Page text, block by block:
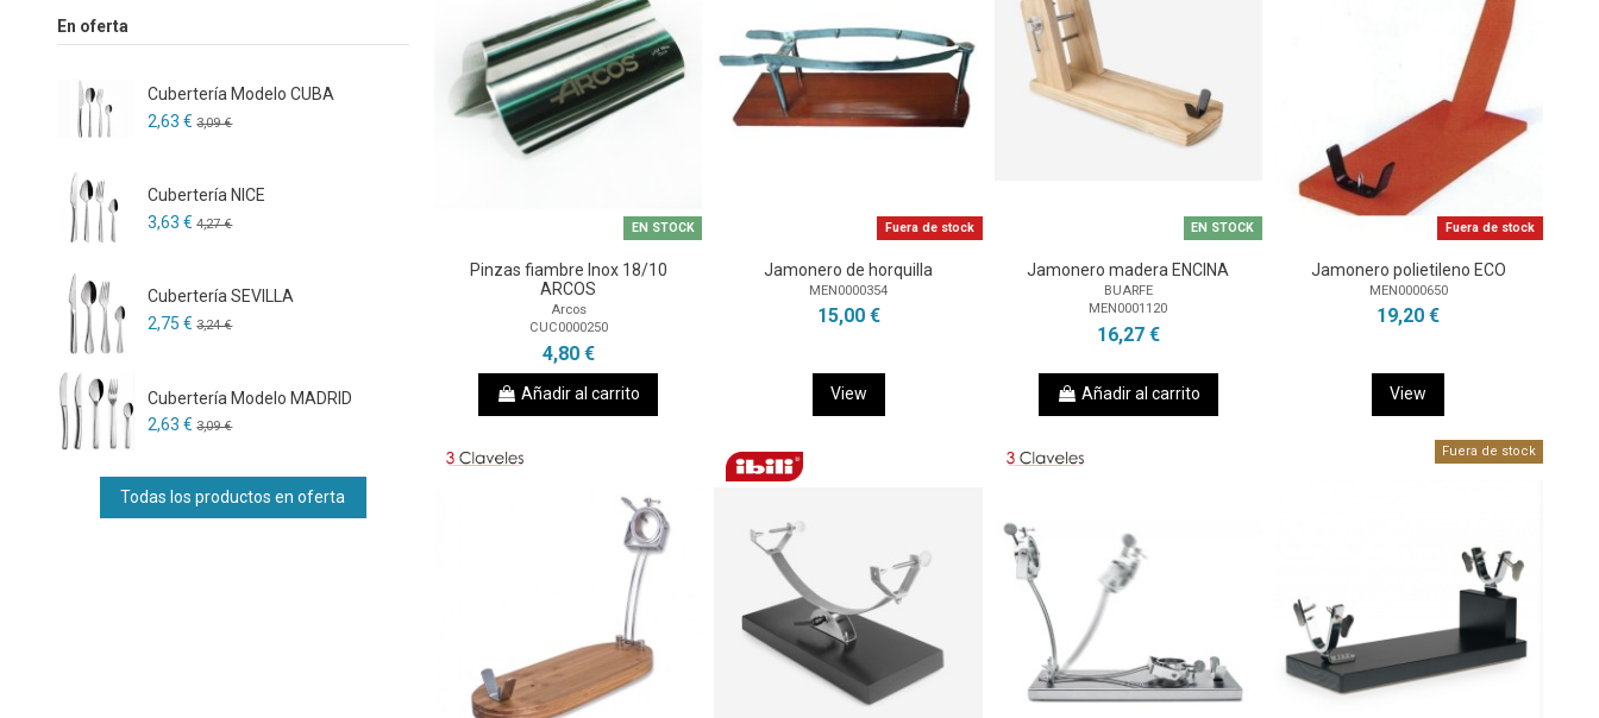
EN STOCK
Pinzas fiambre Inox 18/10
ARCOS
Arcos
CUC0000250
4,80 €
Añadir al carrito
Fuera de stock
Jamonero de horquilla
MEN0000354
15,00 €
View
EN STOCK
Jamonero madera ENCINA
BUARFE
MEN0001120
16,27 €
Añadir al carrito
Fuera de stock
Jamonero polietileno ECO
MEN0000650
19,20 €
View
Fuera de stock
En oferta
Cubertería Modelo CUBA
2,63 € 3,09 €
Cubertería NICE
3,63 € 4,27 €
Cubertería SEVILLA
2,75 € 3,24 €
Cubertería Modelo MADRID
2,63 € 3,09 €
Todas los productos en oferta